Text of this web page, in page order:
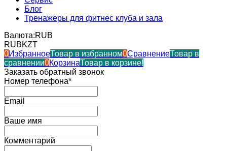
Блог
Тренажеры для фитнес клуба и зала
Валюта:RUB
RUBKZT
0ИзбранноеТовар в избранном0СравнениеТовар в
сравнении0КорзинаТовар в корзине!
Заказать обратный звонок
Номер телефона*
Email
Ваше имя
Комментарий